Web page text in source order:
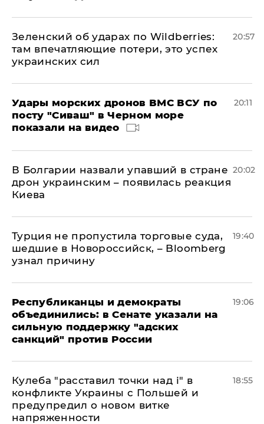
Зеленский об ударах по Wildberries:
там впечатляющие потери, это успех
украинских сил
20:57
Удары морских дронов ВМС ВСУ по
посту "Сиваш" в Черном море
показали на видео
20:11
В Болгарии назвали упавший в стране
дрон украинским – появилась реакция
Киева
20:02
Турция не пропустила торговые суда,
шедшие в Новороссийск, – Bloomberg
узнал причину
19:40
Республиканцы и демократы
объединились: в Сенате указали на
сильную поддержку "адских
санкций" против России
19:06
Кулеба "расставил точки над і" в
конфликте Украины с Польшей и
предупредил о новом витке
напряженности
18:55